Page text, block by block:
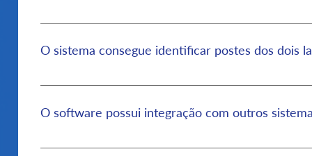
Ainda não! Atualmente o sistema consegue
O sistema consegue identificar postes dos dois
Sim, todos os elementos são detectados e
O software possui integração com outros
Sim, o software foi desenvolvido para fácil